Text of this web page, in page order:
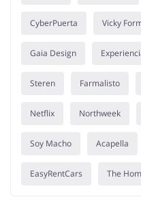
CyberPuerta Vicky
Gaia Design
Steren Farmalisto
Netflix Northweek
Soy Macho Acapella
EasyRentCars The